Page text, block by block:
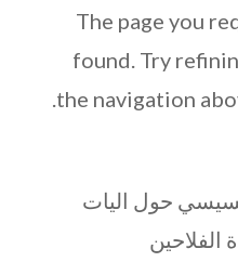
The page you
found. Try
the navigation
حول اليات
الفلاحين